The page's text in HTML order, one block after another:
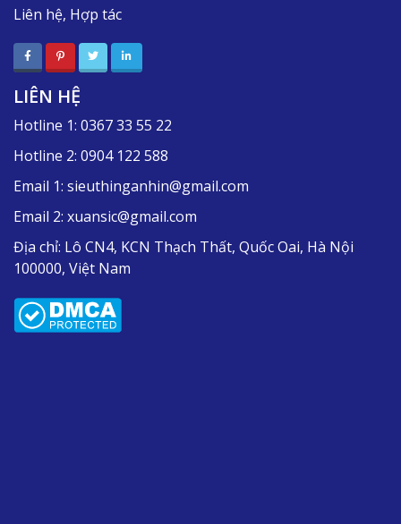
Liên hệ, Hợp tác
LIÊN HỆ
Hotline 1: 0367 33 55 22
Hotline 2: 0904 122 588
Email 1: sieuthinganhin@gmail.com
Email 2: xuansic@gmail.com
Địa chỉ: Lô CN4, KCN Thạch Thất, Quốc Oai, Hà Nội
100000, Việt Nam